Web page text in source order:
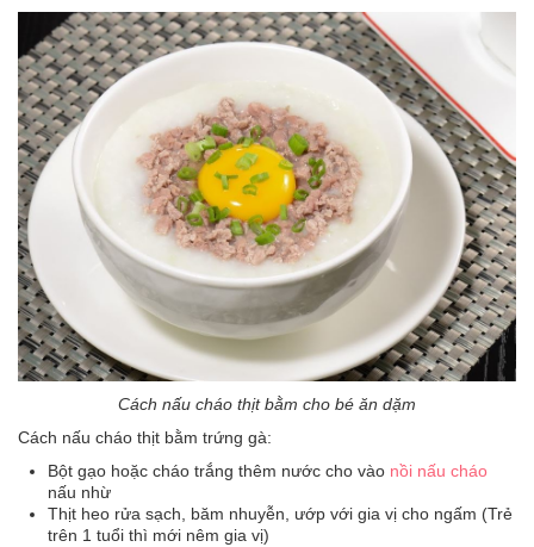
Cách nấu cháo thịt bằm cho bé ăn dặm
Cách nấu cháo thịt bằm trứng gà:
Bột gạo hoặc cháo trắng thêm nước cho vào nồi nấu cháo
nấu nhừ
Thịt heo rửa sạch, băm nhuyễn, ướp với gia vị cho ngấm (Trẻ
trên 1 tuổi thì mới nêm gia vị)